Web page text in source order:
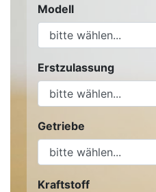
Modell
Erstzulassung
Getriebe
Kraftstoff